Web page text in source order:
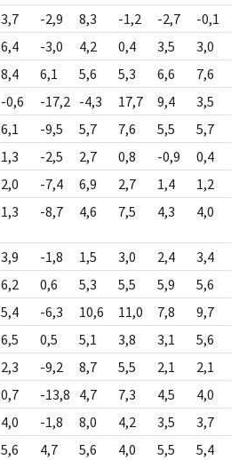
3,7 -2,9 8,3 -1,2 -2,7 -0,1
6,4 -3,0 4,2 0,4 3,5 3,0
8,4 6,1 5,6 5,3 6,6 7,6
-0,6 -17,2 -4,3 17,7 9,4 3,5
6,1 -9,5 5,7 7,6 5,5 5,7
1,3 -2,5 2,7 0,8 -0,9 0,4
2,0 -7,4 6,9 2,7 1,4 1,2
1,3 -8,7 4,6 7,5 4,3 4,0
3,9 -1,8 1,5 3,0 2,4 3,4
6,2 0,6 5,3 5,5 5,9 5,6
5,4 -6,3 10,6 11,0 7,8 9,7
6,5 0,5 5,1 3,8 3,1 5,6
2,3 -9,2 8,7 5,5 2,1 2,1
0,7 -13,8 4,7 7,3 4,5 4,0
4,0 -1,8 8,0 4,2 3,5 3,7
5,6 4,7 5,6 4,0 5,5 5,4